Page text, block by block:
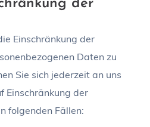
der
Einschränkung der
Daten zu
Sie sich jederzeit an uns
Einschränkung der
folgenden Fällen: